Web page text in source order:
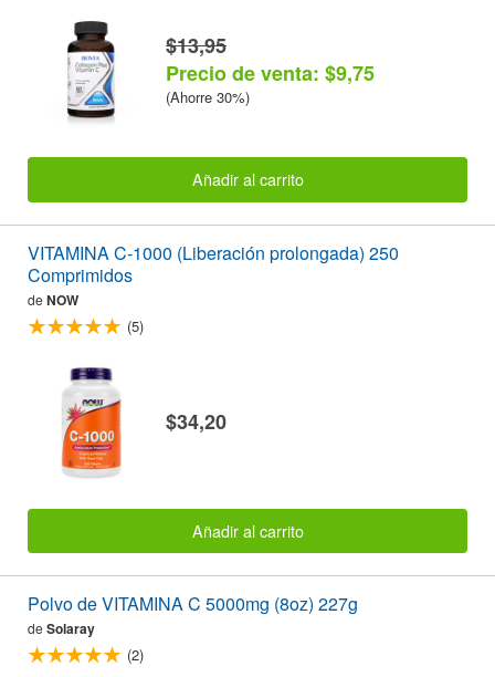
$13,95
Precio de venta: $9,75
(Ahorre 30%)
Añadir al carrito
VITAMINA C-1000 (Liberación prolongada) 250
Comprimidos
de NOW
(5)
$34,20
Añadir al carrito
Polvo de VITAMINA C 5000mg (8oz) 227g
de Solaray
(2)